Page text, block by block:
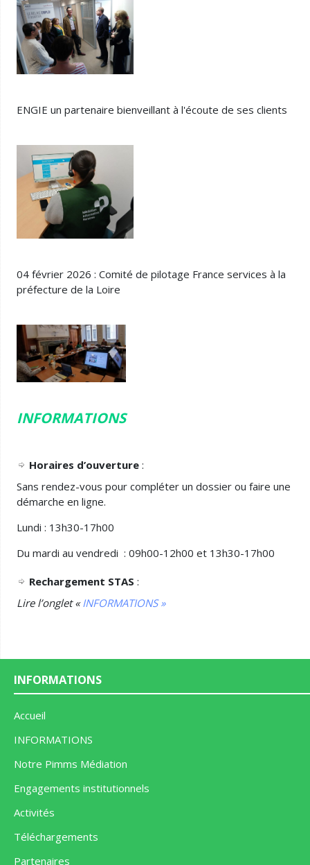
ENGIE un partenaire bienveillant à l'écoute de ses clients
04 février 2026 : Comité de pilotage France services à la
préfecture de la Loire
INFORMATIONS
Horaires d’ouverture:
Sans rendez-vous pour compléter un dossier ou faire une
démarche en ligne.
Lundi : 13h30-17h00
Du mardi au vendredi : 09h00-12h00 et 13h30-17h00
Rechargement STAS :
Lire l’onglet«INFORMATIONS »
INFORMATIONS
Accueil
INFORMATIONS
Notre Pimms Médiation
Engagements institutionnels
Activités
Téléchargements
Partenaires